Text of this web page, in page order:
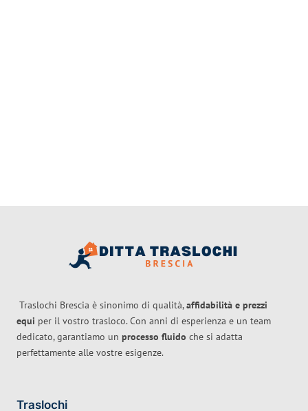
Traslochi Brescia è sinonimo di qualità,affidabilità e prezzi
equi per il vostro trasloco. Con anni di esperienza e un team
dedicato, garantiamo un processo fluido che si adatta
perfettamente alle vostre esigenze.
Traslochi